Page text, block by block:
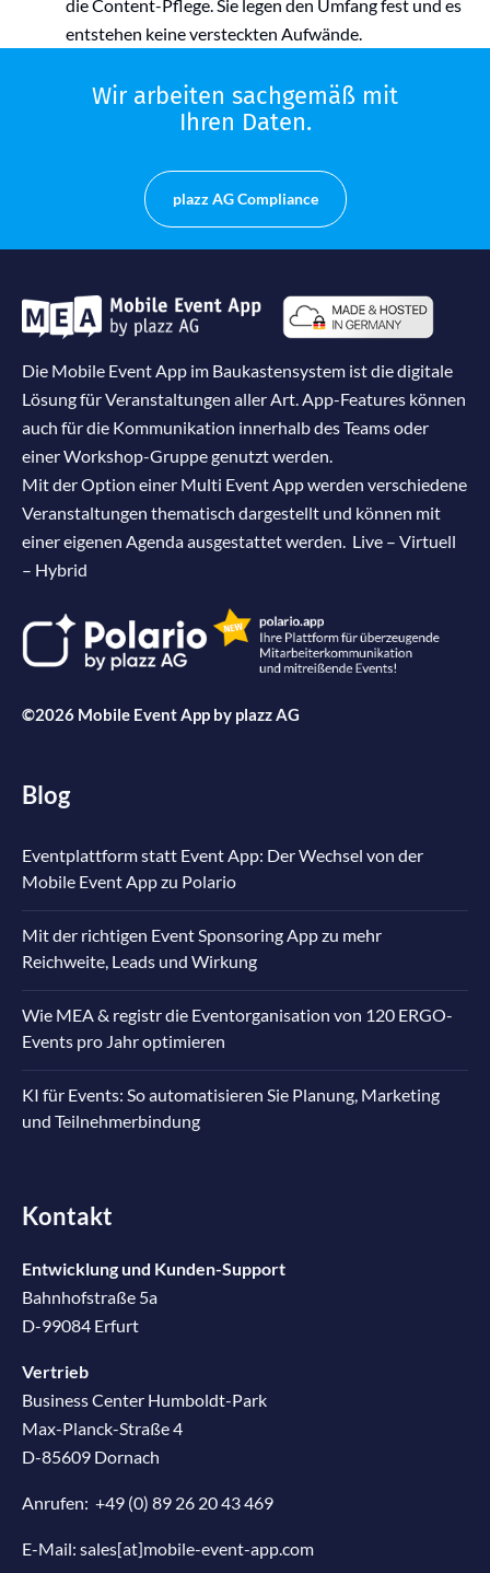
die Content-Pflege. Sie legen den Umfang fest und es
entstehen keine versteckten Aufwände.
Wir arbeiten sachgemäß mit
Ihren Daten.
plazz AG Compliance
Die Mobile Event App im Baukastensystem ist die digitale
Lösung für Veranstaltungen aller Art. App-Features können
auch für die Kommunikation innerhalb des Teams oder
einer Workshop-Gruppe genutzt werden.
Mit der Option einer Multi Event App werden verschiedene
Veranstaltungen thematisch dargestellt und können mit
einer eigenen Agenda ausgestattet werden. Live – Virtuell
– Hybrid
©2026 Mobile Event App by plazz AG
Blog
Eventplattform statt Event App: Der Wechsel von der
Mobile Event App zu Polario
Mit der richtigen Event Sponsoring App zu mehr
Reichweite, Leads und Wirkung
Wie MEA & registr die Eventorganisation von 120 ERGO-
Events pro Jahr optimieren
KI für Events: So automatisieren Sie Planung, Marketing
und Teilnehmerbindung
Kontakt
Entwicklung und Kunden-Support
Bahnhofstraße 5a
D-99084 Erfurt
Vertrieb
Business Center Humboldt-Park
Max-Planck-Straße 4
D-85609 Dornach
Anrufen: +49 (0) 89 26 20 43 469
E-Mail: sales[at]mobile-event-app.com